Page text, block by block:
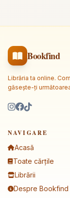
Bookfind
Librăria ta online.
găsește-ți
NAVIGARE
Acasă
Toate cărțile
Librării
Despre Bookfind